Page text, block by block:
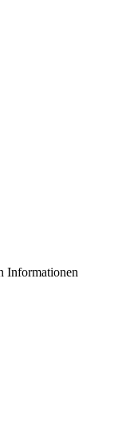
Informationen